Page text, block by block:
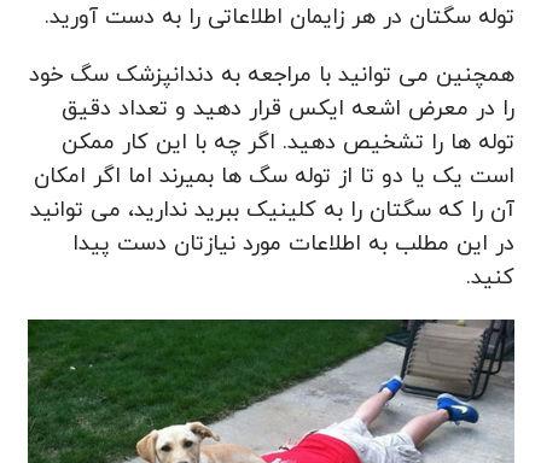
توله سگتان در هر زایمان اطلاعاتی را به دست آورید.
همچنین می توانید با مراجعه به دندانپزشک سگ خود
را در معرض اشعه ایکس قرار دهید و تعداد دقیق
توله‌ ها را تشخیص دهید. اگر چه با این کار ممکن
است یک یا دو تا از توله سگ ها بمیرند اما اگر امکان
آن را که سگتان را به کلینیک ببرید ندارید، می توانید
در این مطلب به اطلاعات مورد نیازتان دست پیدا
کنید.